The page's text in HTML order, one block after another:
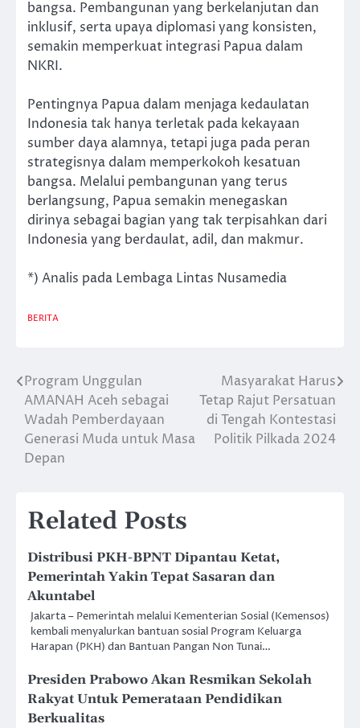
bangsa. Pembangunan yang berkelanjutan dan
inklusif, serta upaya diplomasi yang konsisten,
semakin memperkuat integrasi Papua dalam
NKRI.
Pentingnya Papua dalam menjaga kedaulatan
Indonesia tak hanya terletak pada kekayaan
sumber daya alamnya, tetapi juga pada peran
strategisnya dalam memperkokoh kesatuan
bangsa. Melalui pembangunan yang terus
berlangsung, Papua semakin menegaskan
dirinya sebagai bagian yang tak terpisahkan dari
Indonesia yang berdaulat, adil, dan makmur.
*) Analis pada Lembaga Lintas Nusamedia
BERITA
Post
navigation
Program Unggulan
AMANAH Aceh sebagai
Wadah Pemberdayaan
Generasi Muda untuk Masa
Depan
Masyarakat Harus
Tetap Rajut Persatuan
di Tengah Kontestasi
Politik Pilkada 2024
Related Posts
Distribusi PKH-BPNT Dipantau Ketat,
Pemerintah Yakin Tepat Sasaran dan
Akuntabel
Jakarta – Pemerintah melalui Kementerian Sosial (Kemensos)
kembali menyalurkan bantuan sosial Program Keluarga
Harapan (PKH) dan Bantuan Pangan Non Tunai…
Presiden Prabowo Akan Resmikan Sekolah
Rakyat Untuk Pemerataan Pendidikan
Berkualitas